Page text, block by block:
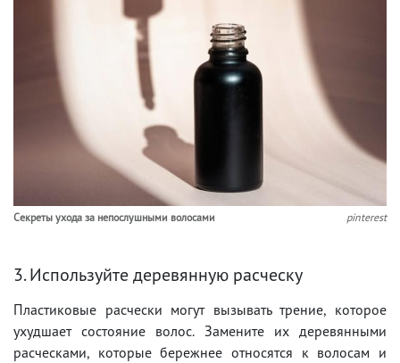
Секреты ухода за непослушными волосами pinterest
3. Используйте деревянную расческу
Пластиковые расчески могут вызывать трение, которое
ухудшает состояние волос. Замените их деревянными
расческами, которые бережнее относятся к волосам и